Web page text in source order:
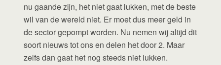
nu gaande zijn, het niet gaat lukken, met de beste
wil van de wereld niet. Er moet dus meer geld in
de sector gepompt worden. Nu nemen wij altijd dit
soort nieuws tot ons en delen het door 2. Maar
zelfs dan gaat het nog steeds niet lukken.